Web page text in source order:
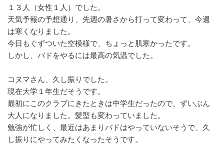
へ
ス
キ
ッ
プ
１３人（女性１人）でした。
天気予報の予想通り、先週の暑さから打って変わって、今週
は寒くなりました。
今日もぐずついた空模様で、ちょっと肌寒かったです。
しかし、バドをやるには最高の気温でした。
コヌマさん、久し振りでした。
現在大学１年生だそうです。
最初にこのクラブにきたときは中学生だったので、ずいぶん
大人になりました。髪型も変わっていました。
勉強が忙しく、最近はあまりバドはやっていないそうで、久
し振りにやってみたくなったそうです。